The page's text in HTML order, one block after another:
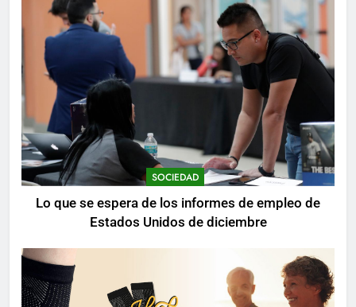
SOCIEDAD
Lo que se espera de los informes de empleo de
Estados Unidos de diciembre